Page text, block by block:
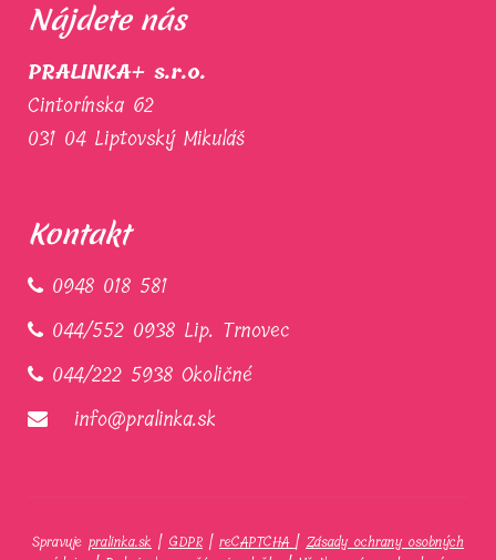
Nájdete nás
PRALINKA+ s.r.o.
Cintorínska 62
031 04 Liptovský Mikuláš
Kontakt
0948 018 581
044/552 0938 Lip. Trnovec
044/222 5938 Okoličné
info@pralinka.sk
Spravuje pralinka.sk | GDPR | reCAPTCHA | Zásady ochrany osobných